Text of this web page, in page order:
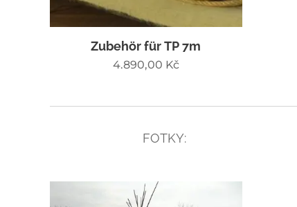
Zubehör für TP 7m
4.890,00 Kč
FOTKY: